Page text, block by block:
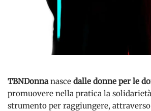
TBNDonnanasce dalle donne per le
promuovere nella pratica la
strumento per raggiungere,